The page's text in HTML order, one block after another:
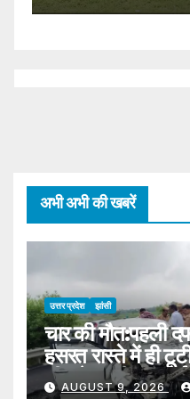
अभी अभी की खबरें
उत्तर प्रदेश झांसी
चार की मौत:पहली
हसरत रास्ते में ही
सीट बेल्ट भी न
AUGUST 9, 2026